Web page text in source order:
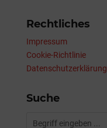
Rechtliches
Impressum
Cookie-Richtlinie
Datenschutzerklärung
Suche